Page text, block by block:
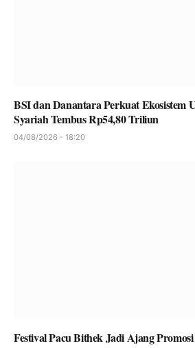
BSI dan Danantara Perkuat Ekosistem
Syariah Tembus Rp54,80 Triliun
04/08/2026 - 18:20
Festival Pacu Bithek Jadi Ajang